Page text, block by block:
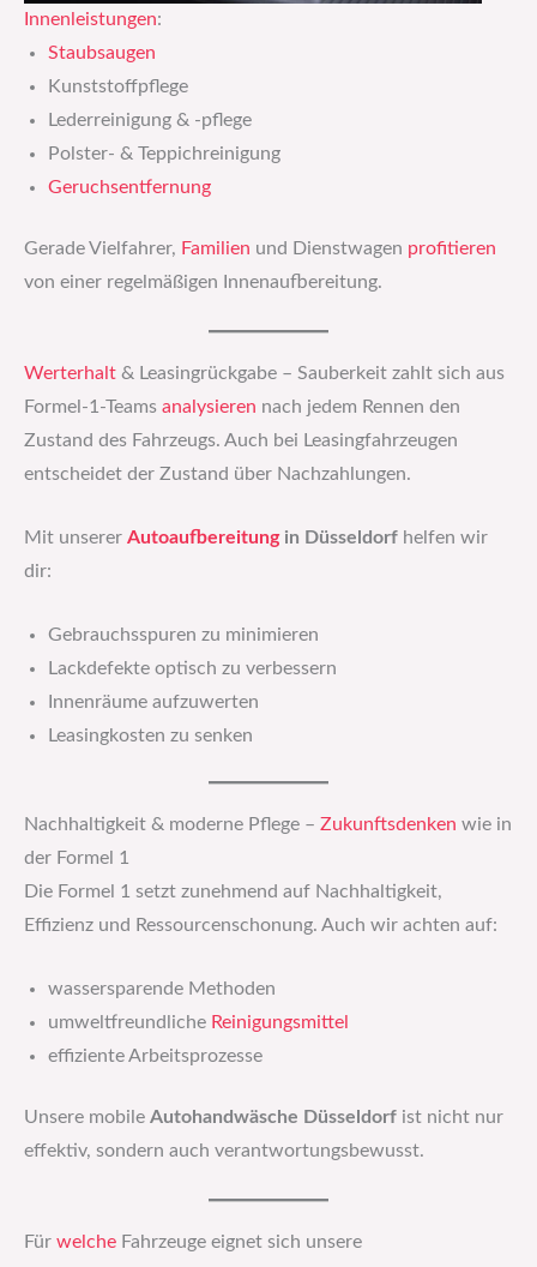
Innenleistungen:
Staubsaugen
Kunststoffpflege
Lederreinigung & -pflege
Polster- & Teppichreinigung
Geruchsentfernung
Gerade Vielfahrer, Familien und Dienstwagen profitieren
von einer regelmäßigen Innenaufbereitung.
Werterhalt & Leasingrückgabe – Sauberkeit zahlt sich aus
Formel-1-Teams analysieren nach jedem Rennen den
Zustand des Fahrzeugs. Auch bei Leasingfahrzeugen
entscheidet der Zustand über Nachzahlungen.
Mit unserer Autoaufbereitungin Düsseldorf helfen wir
dir:
Gebrauchsspuren zu minimieren
Lackdefekte optisch zu verbessern
Innenräume aufzuwerten
Leasingkosten zu senken
Nachhaltigkeit & moderne Pflege – Zukunftsdenken wie in
der Formel 1
Die Formel 1 setzt zunehmend auf Nachhaltigkeit,
Effizienz und Ressourcenschonung. Auch wir achten auf:
wassersparende Methoden
umweltfreundliche Reinigungsmittel
effiziente Arbeitsprozesse
Unsere mobile Autohandwäsche Düsseldorf ist nicht nur
effektiv, sondern auch verantwortungsbewusst.
Für welche Fahrzeuge eignet sich unsere